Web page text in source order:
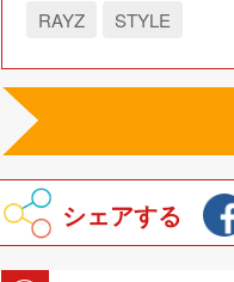
RAYZ STYLE
シェアする